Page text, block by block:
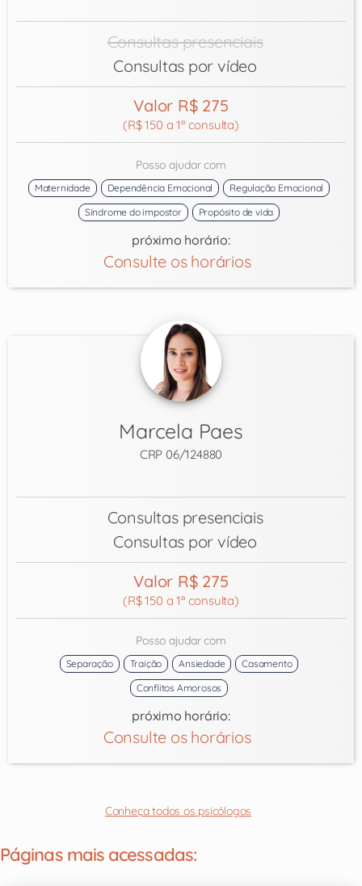
Consultas presenciais
Consultas por vídeo
Valor R$ 275
(R$ 150 a 1ª consulta)
Posso ajudar com
Maternidade Dependência Emocional
Regulação Emocional
Síndrome do impostor
Propósito de vida
próximo horário:
Consulte os horários
Marcela Paes
CRP 06/124880
Consultas presenciais
Consultas por vídeo
Valor R$ 275
(R$ 150 a 1ª consulta)
Posso ajudar com
Separação Traição Ansiedade
Casamento
Conflitos Amorosos
próximo horário:
Consulte os horários
Conheça todos os psicólogos
Páginas mais acessadas: